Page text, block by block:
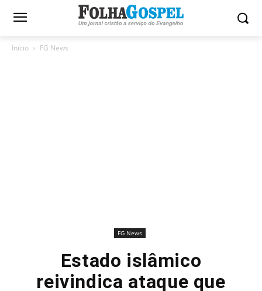
Início FG News
FG News
Estado islâmico
reivindica ataque que